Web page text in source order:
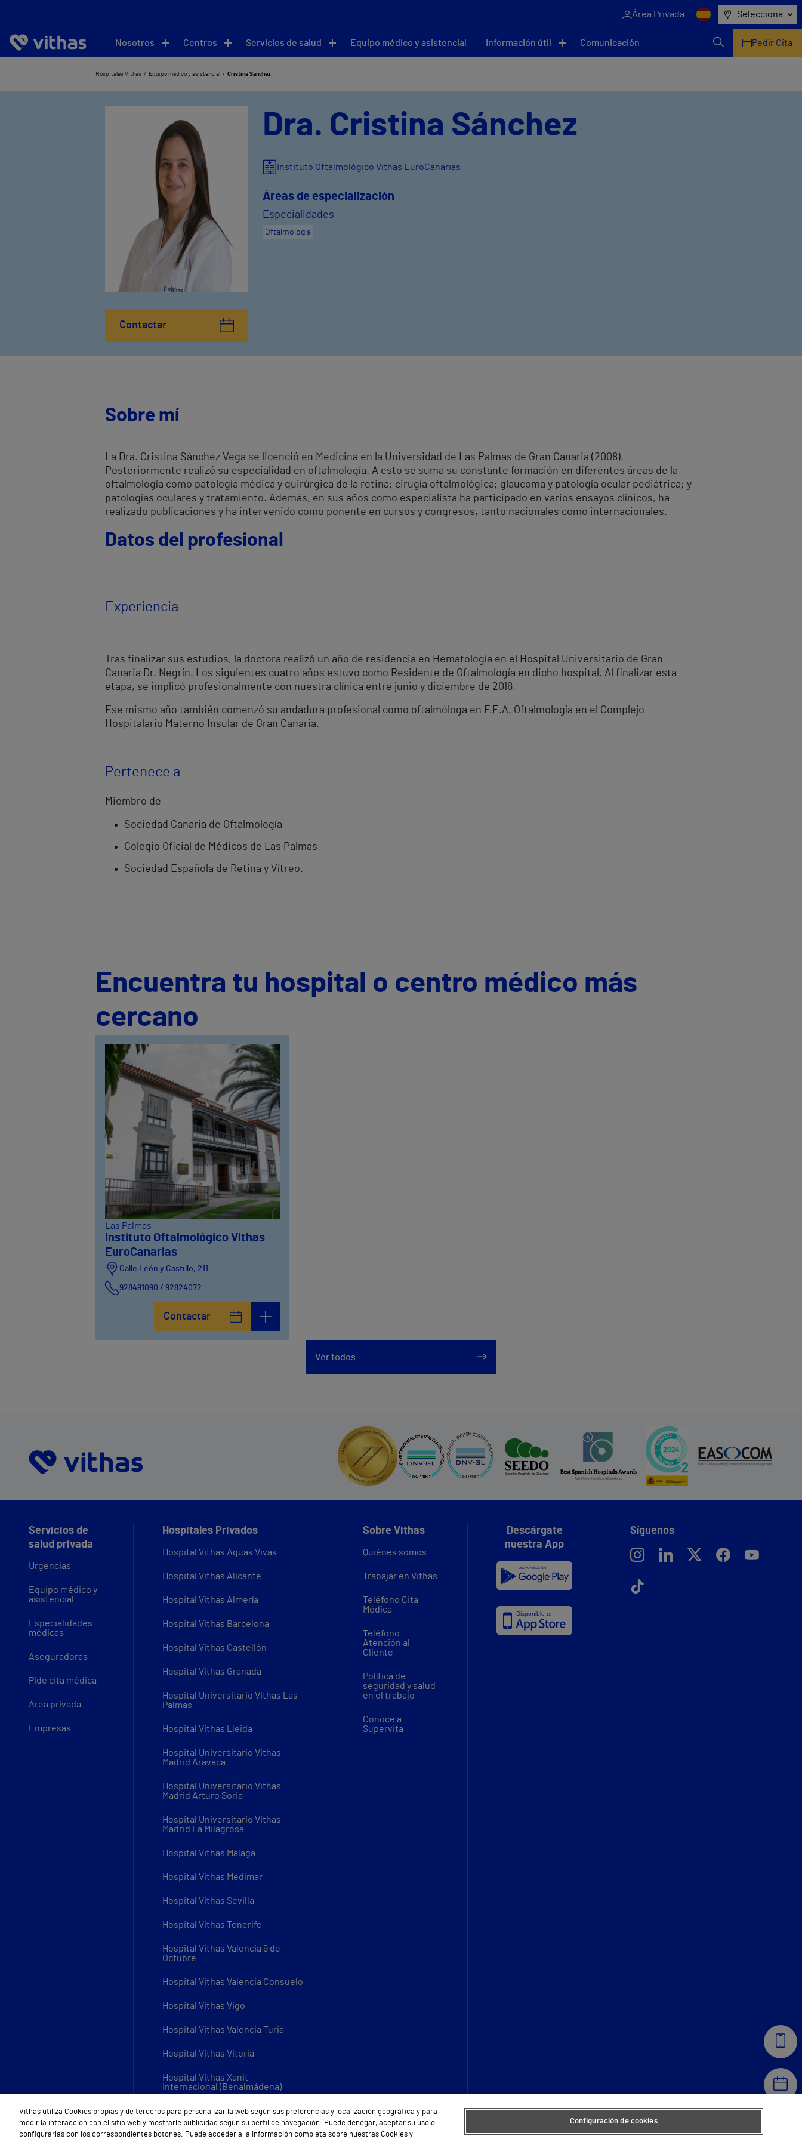
Área Privada Selecciona
Nosotros Centros Servicios de salud Equipo médico y asistencial Información útil Comunicación Pedir Cita
Hospitales Vithas Equipo médico y asistencial Cristina Sánchez
Contactar
Dra. Cristina Sánchez
Instituto Oftalmológico Vithas EuroCanarias
Áreas de especialización
Especialidades
Oftalmología
Sobre mí
La Dra. Cristina Sánchez Vega se licenció en Medicina en la Universidad de Las Palmas de Gran Canaria (2008).
Posteriormente realizó su especialidad en oftalmología. A esto se suma su constante formación en diferentes áreas de la
oftalmología como patología médica y quirúrgica de la retina; cirugía oftalmológica; glaucoma y patología ocular pediátrica; y
patologías oculares y tratamiento. Además, en sus años como especialista ha participado en varios ensayos clínicos, ha
realizado publicaciones y ha intervenido como ponente en cursos y congresos, tanto nacionales como internacionales.
Datos del profesional
Experiencia
Tras finalizar sus estudios, la doctora realizó un año de residencia en Hematología en el Hospital Universitario de Gran
Canaria Dr. Negrín. Los siguientes cuatro años estuvo como Residente de Oftalmología en dicho hospital. Al finalizar esta
etapa, se implicó profesionalmente con nuestra clínica entre junio y diciembre de 2016.
Ese mismo año también comenzó su andadura profesional como oftalmóloga en F.E.A. Oftalmología en el Complejo
Hospitalario Materno Insular de Gran Canaria.
Pertenece a
Miembro de
Sociedad Canaria de Oftalmología
Colegio Oficial de Médicos de Las Palmas
Sociedad Española de Retina y Vítreo.
Encuentra tu hospital o centro médico más
cercano
Las Palmas
Instituto Oftalmológico Vithas
EuroCanarias
Calle León y Castillo, 211
928491090 / 92824072
Contactar
Ver todos
Servicios de
salud privada
Urgencias
Equipo médico y
asistencial
Especialidades
médicas
Aseguradoras
Pide cita médica
Área privada
Empresas
Hospitales Privados
Hospital Vithas Aguas Vivas
Hospital Vithas Alicante
Hospital Vithas Almería
Hospital Vithas Barcelona
Hospital Vithas Castellón
Hospital Vithas Granada
Hospital Universitario Vithas Las
Palmas
Hospital Vithas Lleida
Hospital Universitario Vithas
Madrid Aravaca
Hospital Universitario Vithas
Madrid Arturo Soria
Hospital Universitario Vithas
Madrid La Milagrosa
Hospital Vithas Málaga
Hospital Vithas Medimar
Hospital Vithas Sevilla
Hospital Vithas Tenerife
Hospital Vithas Valencia 9 de
Octubre
Hospital Vithas Valencia Consuelo
Hospital Vithas Vigo
Hospital Vithas Valencia Turia
Hospital Vithas Vitoria
Hospital Vithas Xanit
Internacional (Benalmádena)
Todos los centros Vithas
Sobre Vithas
Quiénes somos
Trabajar en Vithas
Teléfono Cita
Médica
Teléfono
Atención al
Cliente
Política de
seguridad y salud
en el trabajo
Conoce a
Supervita
Descárgate
nuestra App
Síguenos
Vithas utiliza Cookies propias y de terceros para personalizar la web según sus preferencias y localización geográfica y para
medir la interacción con el sitio web y mostrarle publicidad según su perfil de navegación. Puede denegar, aceptar su uso o
configurarlas con los correspondientes botones. Puede acceder a la información completa sobre nuestras Cookies y
Configuración de cookies